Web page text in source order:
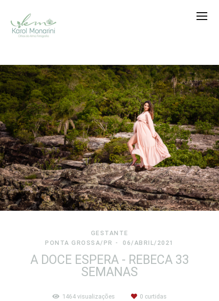
GESTANTE
PONTA GROSSA/PR
06/ABRIL/2021
A DOCE ESPERA - REBECA 33
SEMANAS
1464 visualizações 0 curtidas